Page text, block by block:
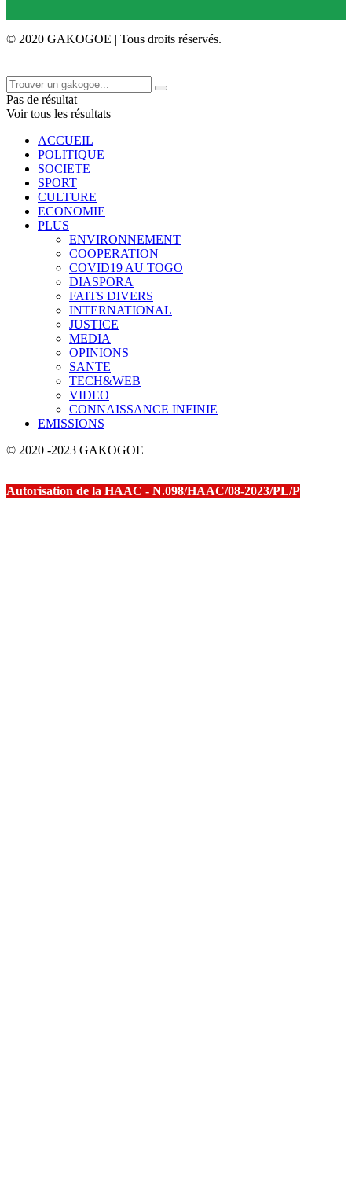
© 2020 GAKOGOE | Tous droits réservés.
Pas de résultat
Voir tous les résultats
ACCUEIL
POLITIQUE
SOCIETE
SPORT
CULTURE
ECONOMIE
PLUS
ENVIRONNEMENT
COOPERATION
COVID19 AU TOGO
DIASPORA
FAITS DIVERS
INTERNATIONAL
JUSTICE
MEDIA
OPINIONS
SANTE
TECH&WEB
VIDEO
CONNAISSANCE INFINIE
EMISSIONS
© 2020 -2023 GAKOGOE
Autorisation de la HAAC - N.098/HAAC/08-2023/PL/P